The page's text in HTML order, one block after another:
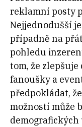
reklamní posty
Nejjednodušší
případně na
pohledu
tom, že zlepšuje
fanoušky a
předpokládat,
možností může
demografických